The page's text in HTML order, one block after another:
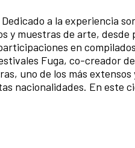
a la experiencia
y muestras de arte, desde
en
Fuga, co-creador
uno de los más
nacionalidades. En este